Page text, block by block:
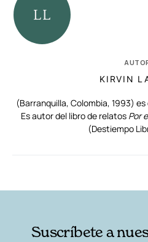
KIRVIN
(Barranquilla, Colombia, 1993)
Es autor del libro de relatos Por
(Destiempo
Suscríbete a